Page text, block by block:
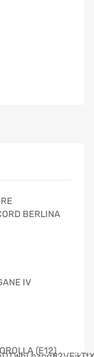
BERLINA
IV
(E12)